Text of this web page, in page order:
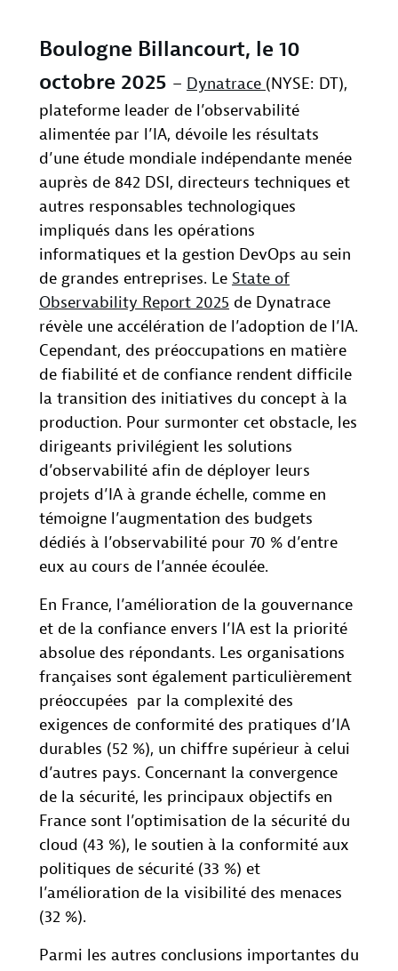
Boulogne Billancourt, le 10
octobre 2025 – Dynatrace (NYSE: DT),
plateforme leader de l’observabilité
alimentée par l’IA, dévoile les résultats
d’une étude mondiale indépendante menée
auprès de 842 DSI, directeurs techniques et
autres responsables technologiques
impliqués dans les opérations
informatiques et la gestion DevOps au sein
de grandes entreprises. Le State of
Observability Report 2025 de Dynatrace
révèle une accélération de l’adoption de l’IA.
Cependant, des préoccupations en matière
de fiabilité et de confiance rendent difficile
la transition des initiatives du concept à la
production. Pour surmonter cet obstacle, les
dirigeants privilégient les solutions
d’observabilité afin de déployer leurs
projets d’IA à grande échelle, comme en
témoigne l’augmentation des budgets
dédiés à l’observabilité pour 70 % d’entre
eux au cours de l’année écoulée.
En France, l’amélioration de la gouvernance
et de la confiance envers l’IA est la priorité
absolue des répondants. Les organisations
françaises sont également particulièrement
préoccupées par la complexité des
exigences de conformité des pratiques d’IA
durables (52 %), un chiffre supérieur à celui
d’autres pays. Concernant la convergence
de la sécurité, les principaux objectifs en
France sont l’optimisation de la sécurité du
cloud (43 %), le soutien à la conformité aux
politiques de sécurité (33 %) et
l’amélioration de la visibilité des menaces
(32 %).
Parmi les autres conclusions importantes du